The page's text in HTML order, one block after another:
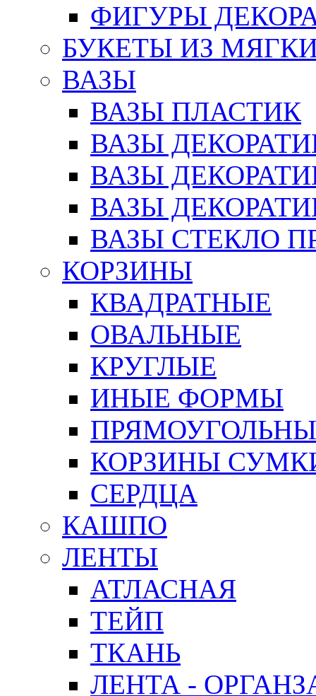
ФИГУРЫ
БУКЕТЫ ИЗ
ВАЗЫ
ВАЗЫ ПЛАСТИК
ВАЗЫ
ВАЗЫ
ВАЗЫ
ВАЗЫ СТЕКЛО
КОРЗИНЫ
КВАДРАТНЫЕ
ОВАЛЬНЫЕ
КРУГЛЫЕ
ИНЫЕ ФОРМЫ
КОРЗИНЫ
СЕРДЦА
КАШПО
ЛЕНТЫ
АТЛАСНАЯ
ТЕЙП
ТКАНЬ
ЛЕНТА -